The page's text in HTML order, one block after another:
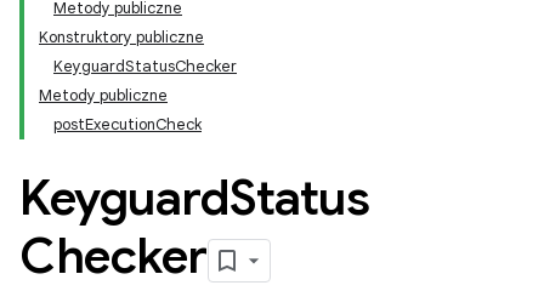
Metody publiczne
Konstruktory publiczne
KeyguardStatusChecker
Metody publiczne
postExecutionCheck
KeyguardStatus
Checker